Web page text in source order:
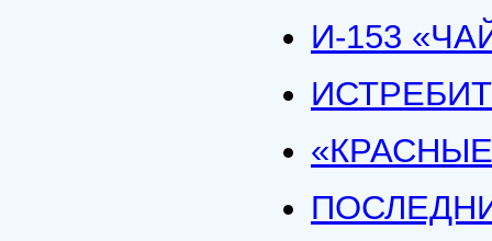
И-153
«КРАСНЫЕ